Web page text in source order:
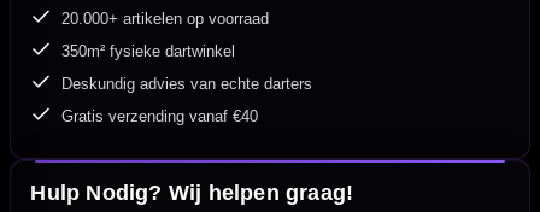
20.000+ artikelen op voorraad
350m² fysieke dartwinkel
Deskundig advies van echte darters
Gratis verzending vanaf €40
Hulp Nodig? Wij helpen graag!